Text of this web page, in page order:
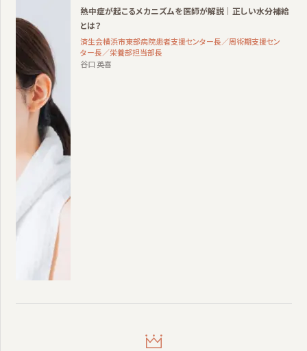
熱中症が起こるメカニズムを医師が解説｜正しい水分補給
とは？
済生会横浜市東部病院患者支援センター長／周術期支援セン
ター長／栄養部担当部長
谷口 英喜